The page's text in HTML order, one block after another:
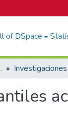
of DSpace